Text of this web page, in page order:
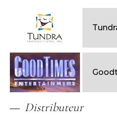
Distributeur